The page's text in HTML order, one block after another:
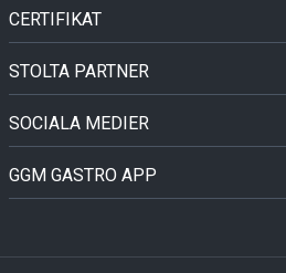
CERTIFIKAT
STOLTA PARTNER
SOCIALA MEDIER
GGM GASTRO APP